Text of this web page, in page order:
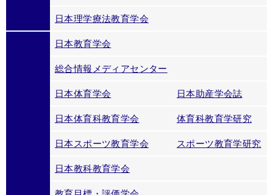
日本理学療法教育学会
日本教育学会
総合情報メディアセンター
日本体育学会 日本助産学会誌
日本体育科教育学会 体育科教育学研究
日本スポーツ教育学会 スポーツ教育学研究
日本教科教育学会